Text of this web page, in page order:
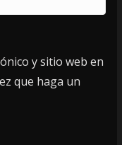
y sitio web en
que haga un